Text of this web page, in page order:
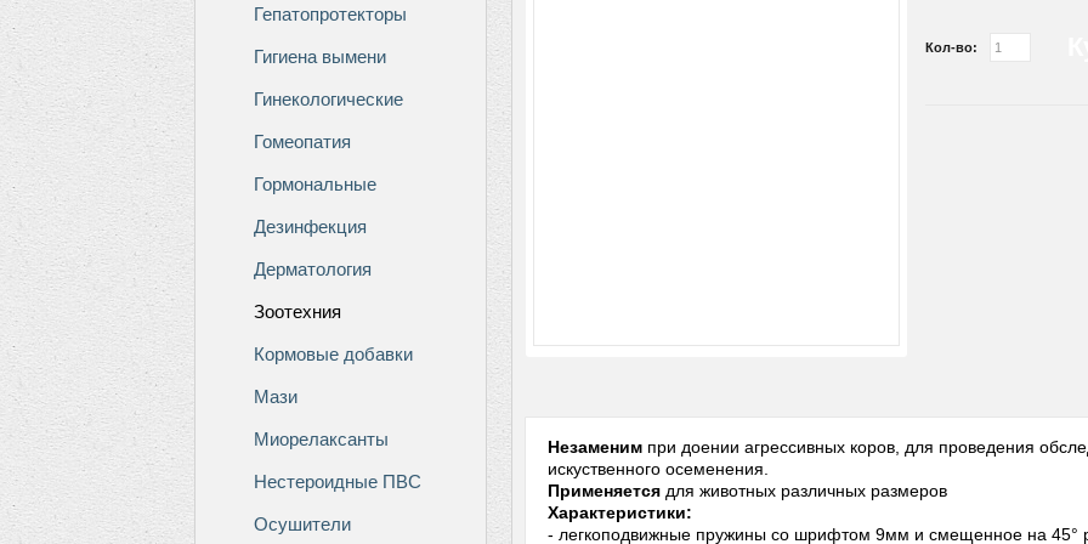
Гепатопротекторы
Гигиена вымени
Гинекологические
Гомеопатия
Гормональные
Дезинфекция
Дерматология
Зоотехния
Кормовые добавки
Мази
Миорелаксанты
Нестероидные ПВС
Осушители
Кол-во:
Незаменим при доении агрессивных коров, для проведения
искуственного осеменения.
Применяется для животных различных размеров
Характеристики:
- легкоподвижные пружины со шрифтом 9мм и смещенное на 45°